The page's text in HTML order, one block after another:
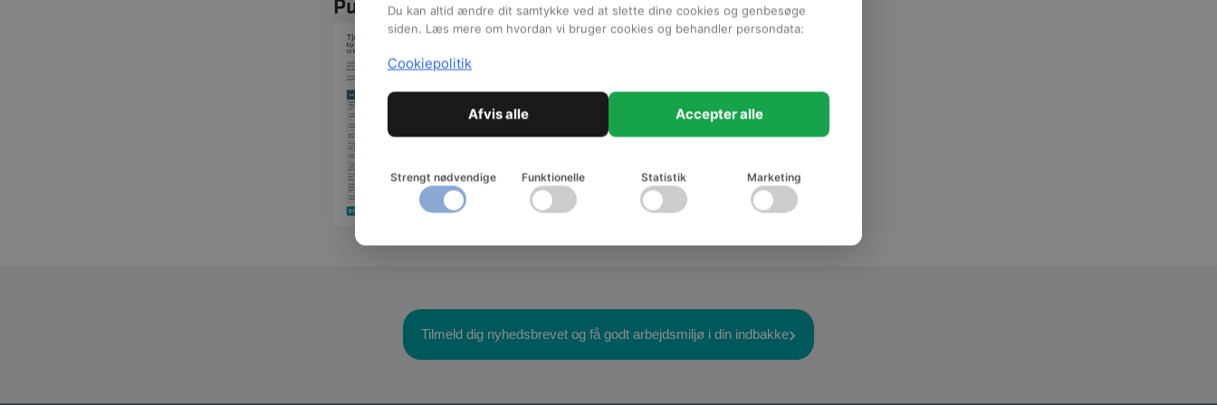
Publikationer
Opmærksomhedspunkter til
MED/SU og leder. Brug denne
liste som inspiration til at
skeletbesvær.
Tilmeld dig nyhedsbrevet og få godt arbejdsmiljø i din indbakke
Du kan altid ændre dit samtykke ved at slette dine cookies og genbesøge
siden. Læs mere om hvordan vi bruger cookies og behandler persondata:
Cookiepolitik
Afvis alle Accepter alle
Strengt nødvendige Funktionelle Statistik Marketing